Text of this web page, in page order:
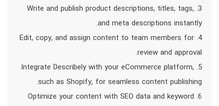
3. Write and publish product descriptions, titles, tags,
and meta descriptions instantly.
4. Edit, copy, and assign content to team members for
review and approval.
5. Integrate Describely with your eCommerce platform,
such as Shopify, for seamless content publishing.
6. Optimize your content with SEO data and keyword